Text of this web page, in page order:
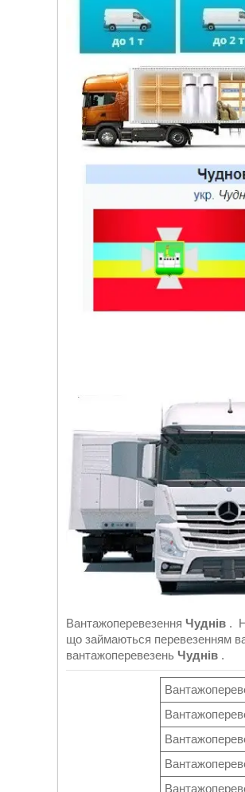
Вантажоперевезення Чуднів .
що займаються перевезенням
вантажоперевезень Чуднів .